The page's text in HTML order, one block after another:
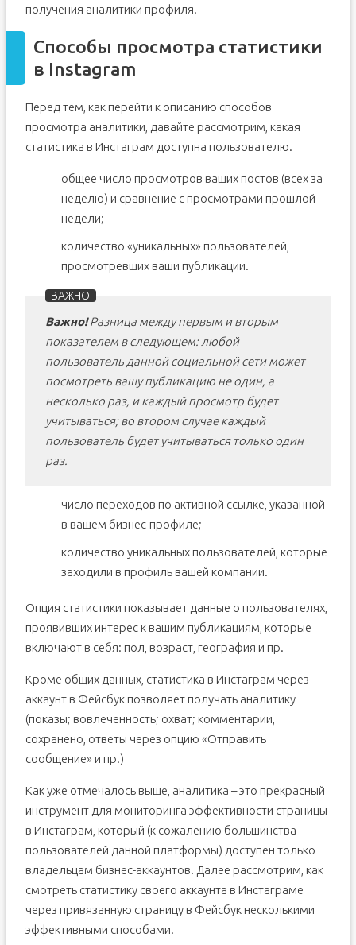
Как сделать статистику в инсте с телефона?
На Андроиде
Как подключить статистику?
Как сделать аккаунт в Инстаграме со статистикой?
Подводя итоги
Подключаем бизнес-аккаунт
Значение и использование показателей статистики
Проблемные зоны и альтернативные варианты
Вопросы наших читателей
получения аналитики профиля.
Способы просмотра статистики
в Instagram
Перед тем, как перейти к описанию способов
просмотра аналитики, давайте рассмотрим, какая
статистика в Инстаграм доступна пользователю.
общее число просмотров ваших постов (всех за
неделю) и сравнение с просмотрами прошлой
недели;
количество «уникальных» пользователей,
просмотревших ваши публикации.
Важно!Разница между первым и вторым
показателем в следующем: любой
пользователь данной социальной сети может
посмотреть вашу публикацию не один, а
несколько раз, и каждый просмотр будет
учитываться; во втором случае каждый
пользователь будет учитываться только один
раз.
число переходов по активной ссылке, указанной
в вашем бизнес-профиле;
количество уникальных пользователей, которые
заходили в профиль вашей компании.
Опция статистики показывает данные о пользователях,
проявивших интерес к вашим публикациям, которые
включают в себя: пол, возраст, география и пр.
Кроме общих данных, статистика в Инстаграм через
аккаунт в Фейсбук позволяет получать аналитику
(показы; вовлеченность; охват; комментарии,
сохранено, ответы через опцию «Отправить
сообщение» и пр.)
Как уже отмечалось выше, аналитика – это прекрасный
инструмент для мониторинга эффективности страницы
в Инстаграм, который (к сожалению большинства
пользователей данной платформы) доступен только
владельцам бизнес-аккаунтов. Далее рассмотрим, как
смотреть статистику своего аккаунта в Инстаграме
через привязанную страницу в Фейсбук несколькими
эффективными способами.